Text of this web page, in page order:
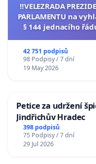
‼️VELEZRADA
PARLAMENTU na
§ 144 jednacího
42 751 podpisů
98 Podpisy / 7 dní
19 May 2026
Petice za udržení
Jindřichův Hradec
398 podpisů
75 Podpisy / 7 dní
29 Jul 2026